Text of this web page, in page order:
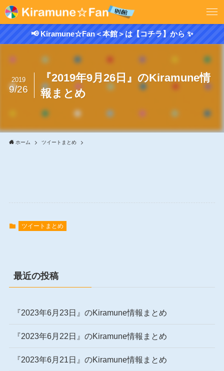
📢 Kiramune☆Fan＜本館＞は【コチラ】から ✨
『2019年9月26日』のKiramune情
報まとめ
2019
9/26
ホーム ツイートまとめ
ツイートまとめ
最近の投稿
『2023年6月23日』のKiramune情報まとめ
『2023年6月22日』のKiramune情報まとめ
『2023年6月21日』のKiramune情報まとめ